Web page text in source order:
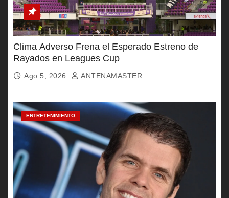
Clima Adverso Frena el Esperado Estreno de
Rayados en Leagues Cup
Ago 5, 2026 ANTENAMASTER
ENTRETENIMIENTO